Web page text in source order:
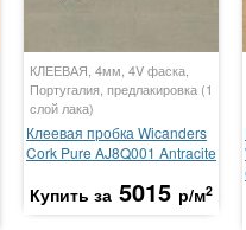
КЛЕЕВАЯ, 4мм, 4V фаска,
Португалия, предлакировка (1
слой лака)
Клеевая пробка Wicanders
Cork Pure AJ8Q001 Antracite
Купить за 5015 р/м2